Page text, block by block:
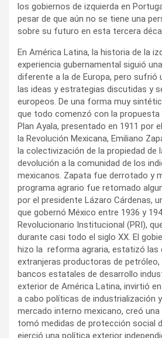
los gobiernos de izquierda en
pesar de que aún no se tiene una
sobre su futuro en esta tercera
En América Latina, la historia de la
experiencia gubernamental siguió
diferente a la de Europa, pero sufrió
las ideas y estrategias discutidas y
europeos. De una forma muy
que todo comenzó con la propuesta
Plan Ayala, presentado en 1911 por
la Revolución Mexicana, Emiliano
la colectivización de la propiedad de
devolución a la comunidad de los
mexicanos. Zapata fue derrotado y
programa agrario fue retomado
por el presidente Lázaro Cárdenas,
que gobernó México entre 1936 y
Revolucionario Institucional (PRI),
durante casi todo el siglo XX. El
hizo la reforma agraria, estatizó las
extranjeras productoras de
bancos estatales de desarrollo
exterior de América Latina, invirtió
a cabo políticas de industrialización
mercado interno mexicano, creó
tomó medidas de protección social
ejerció una política exterior